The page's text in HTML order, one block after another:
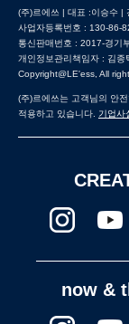
(주)르에쓰 | 대표 :이승수 |
사업자등록번호 : 130-86-
통신판매번호 : 2017-경기
개인정보관리책임자 : 김
Copyright@LE'ess, All
(주)르에쓰는 고객님의 안
적용하고 있습니다. 기업사
now &